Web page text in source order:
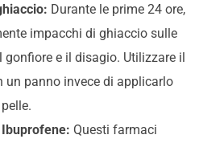
Durante le prime 24 ore,
impacchi di ghiaccio sulle
gonfiore e il disagio. Utilizzare il
un panno invece di applicarlo
Questi farmaci